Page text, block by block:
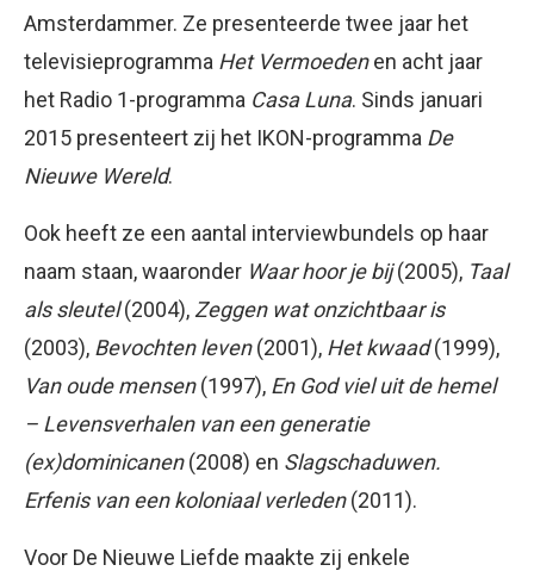
Amsterdammer. Ze presenteerde twee jaar het
televisieprogramma Het Vermoedenen acht jaar
het Radio 1-programma Casa Luna. Sinds januari
2015 presenteert zij het IKON-programma De
Nieuwe Wereld.
Ook heeft ze een aantal interviewbundels op haar
naam staan, waaronder Waar hoor je bij(2005), Taal
als sleutel(2004), Zeggen wat onzichtbaar is
(2003), Bevochten leven(2001), Het kwaad(1999),
Van oude mensen(1997), En God viel uit de hemel
– Levensverhalen van een generatie
(ex)dominicanen(2008) en Slagschaduwen.
Erfenis van een koloniaal verleden(2011).
Voor De Nieuwe Liefde maakte zij enkele